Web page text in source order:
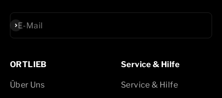
E-Mail
Abonnieren
ORTLIEB
Über Uns
Service & Hilfe
Service & Hilfe